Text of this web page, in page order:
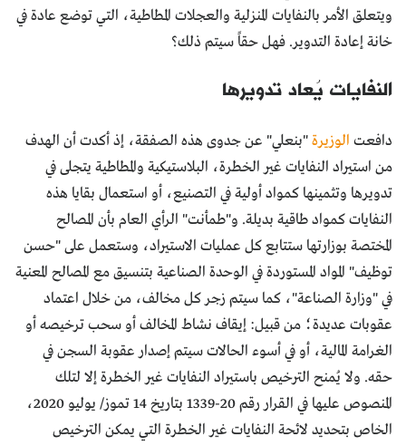
ويتعلق الأمر بالنفايات المنزلية والعجلات المطاطية، التي توضع عادة في
خانة إعادة التدوير. فهل حقاً سيتم ذلك؟
النفايات يُعاد تدويرها
دافعت الوزيرة"بنعلي" عن جدوى هذه الصفقة، إذ أكدت أن الهدف
من استيراد النفايات غير الخطرة، البلاستيكية والمطاطية يتجلى في
تدويرها وتثمينها كمواد أولية في التصنيع، أو استعمال بقايا هذه
النفايات كمواد طاقية بديلة. و"طمأنت" الرأي العام بأن المصالح
المختصة بوزارتها ستتابع كل عمليات الاستيراد، وستعمل على "حسن
توظيف" المواد المستوردة في الوحدة الصناعية بتنسيق مع المصالح المعنية
في "وزارة الصناعة"، كما سيتم زجر كل مخالف، من خلال اعتماد
عقوبات عديدة؛ من قبيل: إيقاف نشاط المخالف أو سحب ترخيصه أو
الغرامة المالية، أو في أسوء الحالات سيتم إصدار عقوبة السجن في
حقه. ولا يُمنح الترخيص باستيراد النفايات غير الخطرة إلا لتلك
المنصوص عليها في القرار رقم 20-1339 بتاريخ 14 تموز/ يوليو 2020،
الخاص بتحديد لائحة النفايات غير الخطرة التي يمكن الترخيص